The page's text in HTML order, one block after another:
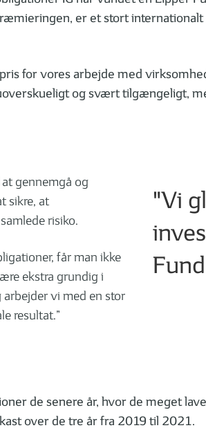
er et stort
for vores arbejde med
og svært tilgængeligt,
gennemgå og
sikre, at
risiko.
får man ikke
ekstra grundig i
arbejder vi med en stor
resultat.”
"Vi
de senere år, hvor de meget
over de tre år fra 2019 til 2021.